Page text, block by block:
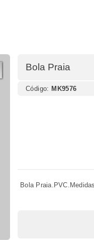
Bola Praia
Código: MK9576
Bola